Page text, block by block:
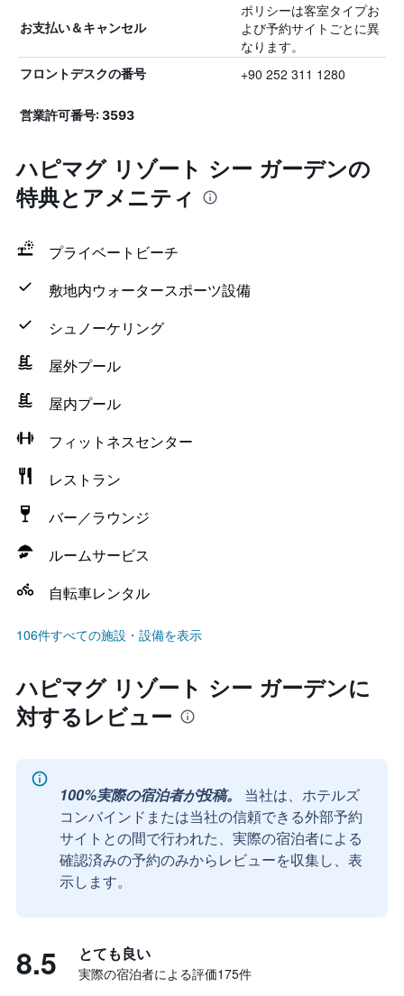
お支払い＆キャンセル
ポリシーは客室タイプお
よび予約サイトごとに異
なります。
フロントデスクの番号 +90 252 311 1280
営業許可番号: 3593
ハピマグ リゾート シー ガーデンの
特典とアメニティ
プライベートビーチ
敷地内ウォータースポーツ設備
シュノーケリング
屋外プール
屋内プール
フィットネスセンター
レストラン
バー／ラウンジ
ルームサービス
自転車レンタル
106件すべての施設・設備を表示
ハピマグ リゾート シー ガーデンに
対するレビュー
100%実際の宿泊者が投稿。
当社は、ホテルズ
コンバインドまたは当社の信頼できる外部予約
サイトとの間で行われた、実際の宿泊者による
確認済みの予約のみからレビューを収集し、表
示します。
8.5 とても良い
実際の宿泊者による評価175​件